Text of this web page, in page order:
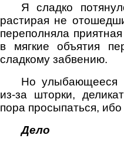
Я сладко
растирая не
переполняла
в мягкие объятия
сладкому забвению.
Но улыбающееся
из-за шторки,
пора просыпаться,
Дело